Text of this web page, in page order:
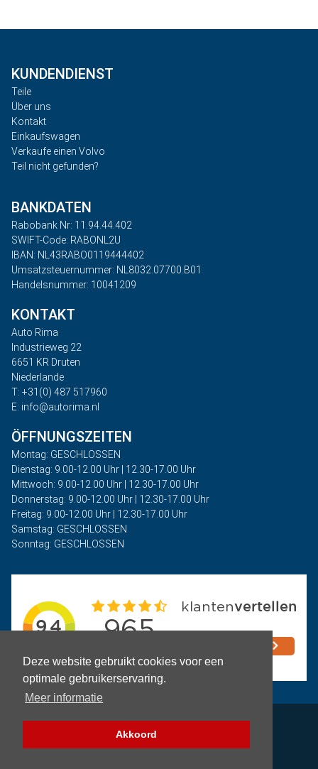
Deze website gebruikt cookies voor een
optimale gebruikerservaring.
Meer informatie
Akkoord
KUNDENDIENST
Teile
Über uns
Kontakt
Einkaufswagen
Verkaufe einen Volvo
Teil nicht gefunden?
BANKDATEN
Rabobank Nr: 11.94.44.402
SWIFT-Code: RABONL2U
IBAN: NL43RABO0119444402
Umsatzsteuernummer: NL8032.07700.B01
Handelsnummer: 10041209
KONTAKT
Auto Rima
Industrieweg 22
6651 KR Druten
Niederlande
T: +31(0) 487 517960
E: info@autorima.nl
ÖFFNUNGSZEITEN
Montag: GESCHLOSSEN
Dienstag: 9.00-12.00 Uhr | 12.30-17.00 Uhr
Mittwoch: 9.00-12.00 Uhr | 12.30-17.00 Uhr
Donnerstag: 9.00-12.00 Uhr | 12.30-17.00 Uhr
Freitag: 9.00-12.00 Uhr | 12.30-17.00 Uhr
Samstag: GESCHLOSSEN
Sonntag: GESCHLOSSEN
Privacy